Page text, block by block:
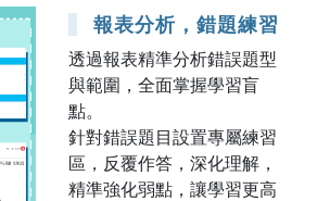
報表分析，錯題練習
透過報表精準分析錯誤題型
與範圍，全面掌握學習盲
點。
針對錯誤題目設置專屬練習
區，反覆作答，深化理解，
精準強化弱點，讓學習更高